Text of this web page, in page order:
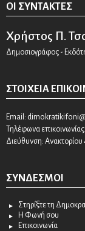
ΟΙ ΣΥΝΤΆΚΤΕΣ
Χρήστος Π.
Δημοσιογράφος -
ΣΤΟΙΧΕΊΑ
Email:
Τηλέφωνα
Διεύθυνση:
ΣΎΝΔΕΣΜΟΙ
Στηρίξτε τη
Η Φωνή σου
Επικοινωνία